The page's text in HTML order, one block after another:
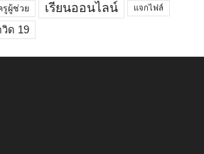
รูผู้ช่วย เรียนออนไลน์ แจกไฟล์
ด 19